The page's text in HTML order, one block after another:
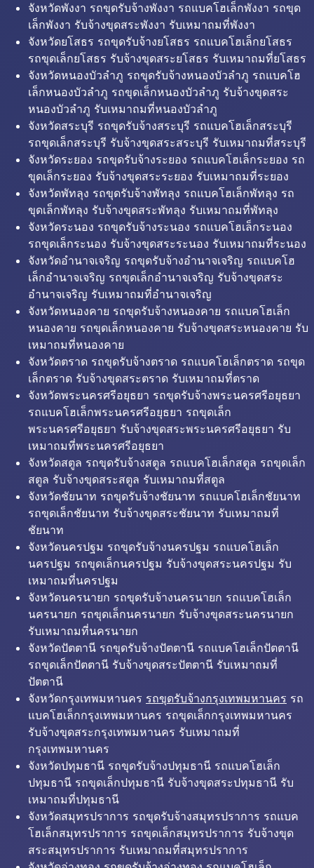
จังหวัดพังงา รถขุดรับจ้างพังงา รถแบคโฮเล็กพังงา รถขุด
เล็กพังงา รับจ้างขุดสระพังงา รับเหมาถมที่พังงา
จังหวัดยโสธร รถขุดรับจ้างยโสธร รถแบคโฮเล็กยโสธร
รถขุดเล็กยโสธร รับจ้างขุดสระยโสธร รับเหมาถมที่ยโสธร
จังหวัดหนองบัวลำภู รถขุดรับจ้างหนองบัวลำภู รถแบคโฮ
เล็กหนองบัวลำภู รถขุดเล็กหนองบัวลำภู รับจ้างขุดสระ
หนองบัวลำภู รับเหมาถมที่หนองบัวลำภู
จังหวัดสระบุรี รถขุดรับจ้างสระบุรี รถแบคโฮเล็กสระบุรี
รถขุดเล็กสระบุรี รับจ้างขุดสระสระบุรี รับเหมาถมที่สระบุรี
จังหวัดระยอง รถขุดรับจ้างระยอง รถแบคโฮเล็กระยอง รถ
ขุดเล็กระยอง รับจ้างขุดสระระยอง รับเหมาถมที่ระยอง
จังหวัดพัทลุง รถขุดรับจ้างพัทลุง รถแบคโฮเล็กพัทลุง รถ
ขุดเล็กพัทลุง รับจ้างขุดสระพัทลุง รับเหมาถมที่พัทลุง
จังหวัดระนอง รถขุดรับจ้างระนอง รถแบคโฮเล็กระนอง
รถขุดเล็กระนอง รับจ้างขุดสระระนอง รับเหมาถมที่ระนอง
จังหวัดอำนาจเจริญ รถขุดรับจ้างอำนาจเจริญ รถแบคโฮ
เล็กอำนาจเจริญ รถขุดเล็กอำนาจเจริญ รับจ้างขุดสระ
อำนาจเจริญ รับเหมาถมที่อำนาจเจริญ
จังหวัดหนองคาย รถขุดรับจ้างหนองคาย รถแบคโฮเล็ก
หนองคาย รถขุดเล็กหนองคาย รับจ้างขุดสระหนองคาย รับ
เหมาถมที่หนองคาย
จังหวัดตราด รถขุดรับจ้างตราด รถแบคโฮเล็กตราด รถขุด
เล็กตราด รับจ้างขุดสระตราด รับเหมาถมที่ตราด
จังหวัดพระนครศรีอยุธยา รถขุดรับจ้างพระนครศรีอยุธยา
รถแบคโฮเล็กพระนครศรีอยุธยา รถขุดเล็ก
พระนครศรีอยุธยา รับจ้างขุดสระพระนครศรีอยุธยา รับ
เหมาถมที่พระนครศรีอยุธยา
จังหวัดสตูล รถขุดรับจ้างสตูล รถแบคโฮเล็กสตูล รถขุดเล็ก
สตูล รับจ้างขุดสระสตูล รับเหมาถมที่สตูล
จังหวัดชัยนาท รถขุดรับจ้างชัยนาท รถแบคโฮเล็กชัยนาท
รถขุดเล็กชัยนาท รับจ้างขุดสระชัยนาท รับเหมาถมที่
ชัยนาท
จังหวัดนครปฐม รถขุดรับจ้างนครปฐม รถแบคโฮเล็ก
นครปฐม รถขุดเล็กนครปฐม รับจ้างขุดสระนครปฐม รับ
เหมาถมที่นครปฐม
จังหวัดนครนายก รถขุดรับจ้างนครนายก รถแบคโฮเล็ก
นครนายก รถขุดเล็กนครนายก รับจ้างขุดสระนครนายก
รับเหมาถมที่นครนายก
จังหวัดปัตตานี รถขุดรับจ้างปัตตานี รถแบคโฮเล็กปัตตานี
รถขุดเล็กปัตตานี รับจ้างขุดสระปัตตานี รับเหมาถมที่
ปัตตานี
จังหวัดกรุงเทพมหานคร รถขุดรับจ้างกรุงเทพมหานคร รถ
แบคโฮเล็กกรุงเทพมหานคร รถขุดเล็กกรุงเทพมหานคร
รับจ้างขุดสระกรุงเทพมหานคร รับเหมาถมที่
กรุงเทพมหานคร
จังหวัดปทุมธานี รถขุดรับจ้างปทุมธานี รถแบคโฮเล็ก
ปทุมธานี รถขุดเล็กปทุมธานี รับจ้างขุดสระปทุมธานี รับ
เหมาถมที่ปทุมธานี
จังหวัดสมุทรปราการ รถขุดรับจ้างสมุทรปราการ รถแบค
โฮเล็กสมุทรปราการ รถขุดเล็กสมุทรปราการ รับจ้างขุด
สระสมุทรปราการ รับเหมาถมที่สมุทรปราการ